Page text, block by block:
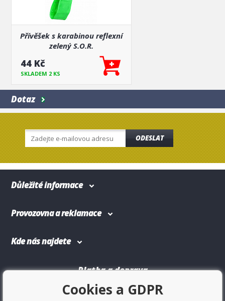
Přívěšek s karabinou reflexní
zelený S.O.R.
44 Kč
SKLADEM 2 KS
Dotaz
ODESLAT
Důležité informace
Provozovna a reklamace
Kde nás najdete
Platba a doprava
Cookies a GDPR